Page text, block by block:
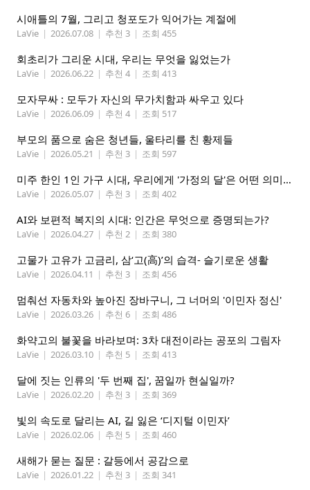
시애틀의 7월, 그리고 청포도가 익어가는 계절에
LaVie | 2026.07.08 | 추천 3 | 조회 455
회초리가 그리운 시대, 우리는 무엇을 잃었는가
LaVie | 2026.06.22 | 추천 4 | 조회 413
모자무싸 : 모두가 자신의 무가치함과 싸우고 있다
LaVie | 2026.06.09 | 추천 4 | 조회 517
부모의 품으로 숨은 청년들, 울타리를 친 황제들
LaVie | 2026.05.21 | 추천 3 | 조회 597
미주 한인 1인 가구 시대, 우리에게 '가정의 달'은 어떤 의미인가
LaVie | 2026.05.07 | 추천 3 | 조회 402
AI와 보편적 복지의 시대: 인간은 무엇으로 증명되는가?
LaVie | 2026.04.27 | 추천 2 | 조회 380
고물가 고유가 고금리, 삼‘고(高)’의 습격- 슬기로운 생활
LaVie | 2026.04.11 | 추천 3 | 조회 456
멈춰선 자동차와 높아진 장바구니, 그 너머의 '이민자 정신'
LaVie | 2026.03.26 | 추천 6 | 조회 486
화약고의 불꽃을 바라보며: 3차 대전이라는 공포의 그림자
LaVie | 2026.03.10 | 추천 5 | 조회 413
달에 짓는 인류의 '두 번째 집', 꿈일까 현실일까?
LaVie | 2026.02.20 | 추천 3 | 조회 369
빛의 속도로 달리는 AI, 길 잃은 ‘디지털 이민자’
LaVie | 2026.02.06 | 추천 5 | 조회 460
새해가 묻는 질문 : 갈등에서 공감으로
LaVie | 2026.01.22 | 추천 3 | 조회 341